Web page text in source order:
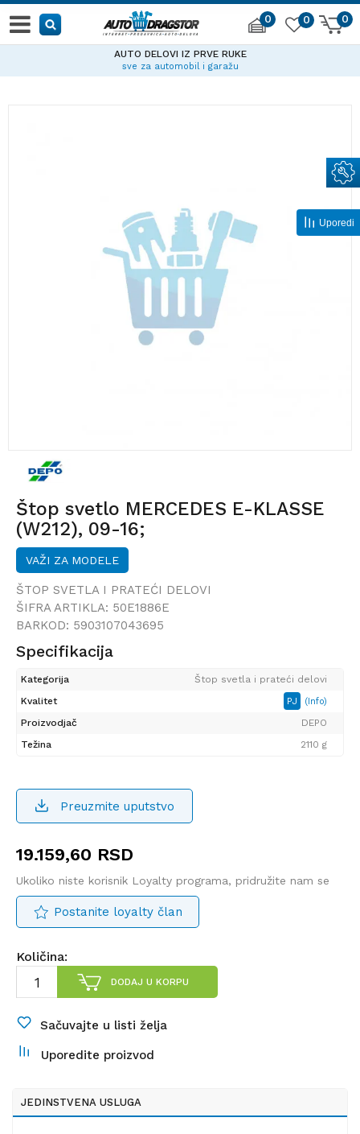
0 0
0
AUTO DELOVI IZ PRVE RUKE
sve za automobil i garažu
Štop svetlo MERCEDES E-KLASSE
(W212), 09-16;
VAŽI ZA MODELE
ŠTOP SVETLA I PRATEĆI DELOVI
ŠIFRA ARTIKLA: 50E1886E
BARKOD: 5903107043695
Specifikacija
Kategorija
Štop svetla i prateći delovi
Kvalitet
PJ (Info)
Proizvodjač
DEPO
Težina
2110 g
Preuzmite uputstvo
19.159,60 RSD
Ukoliko niste korisnik Loyalty programa, pridružite nam se
Postanite loyalty član
Količina:
DODAJ U KORPU
Sačuvajte u listi želja
Uporedite proizvod
JEDINSTVENA USLUGA
Uporedi